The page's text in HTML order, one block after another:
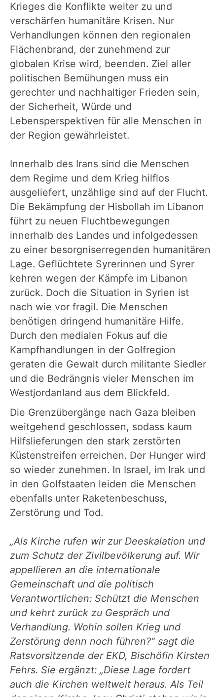
Krieges die Konflikte weiter zu und
verschärfen humanitäre Krisen. Nur
Verhandlungen können den regionalen
Flächenbrand, der zunehmend zur
globalen Krise wird, beenden. Ziel aller
politischen Bemühungen muss ein
gerechter und nachhaltiger Frieden sein,
der Sicherheit, Würde und
Lebensperspektiven für alle Menschen in
der Region gewährleistet.
Innerhalb des Irans sind die Menschen
dem Regime und dem Krieg hilflos
ausgeliefert, unzählige sind auf der Flucht.
Die Bekämpfung der Hisbollah im Libanon
führt zu neuen Fluchtbewegungen
innerhalb des Landes und infolgedessen
zu einer besorgniserregenden humanitären
Lage. Geflüchtete Syrerinnen und Syrer
kehren wegen der Kämpfe im Libanon
zurück. Doch die Situation in Syrien ist
nach wie vor fragil. Die Menschen
benötigen dringend humanitäre Hilfe.
Durch den medialen Fokus auf die
Kampfhandlungen in der Golfregion
geraten die Gewalt durch militante Siedler
und die Bedrängnis vieler Menschen im
Westjordanland aus dem Blickfeld.
Die Grenzübergänge nach Gaza bleiben
weitgehend geschlossen, sodass kaum
Hilfslieferungen den stark zerstörten
Küstenstreifen erreichen. Der Hunger wird
so wieder zunehmen. In Israel, im Irak und
in den Golfstaaten leiden die Menschen
ebenfalls unter Raketenbeschuss,
Zerstörung und Tod.
„Als Kirche rufen wir zur Deeskalation und
zum Schutz der Zivilbevölkerung auf. Wir
appellieren an die internationale
Gemeinschaft und die politisch
Verantwortlichen: Schützt die Menschen
und kehrt zurück zu Gespräch und
Verhandlung. Wohin sollen Krieg und
Zerstörung denn noch führen?“ sagt die
Ratsvorsitzende der EKD, Bischöfin Kirsten
Fehrs. Sie ergänzt: „Diese Lage fordert
auch die Kirchen weltweit heraus. Als Teil